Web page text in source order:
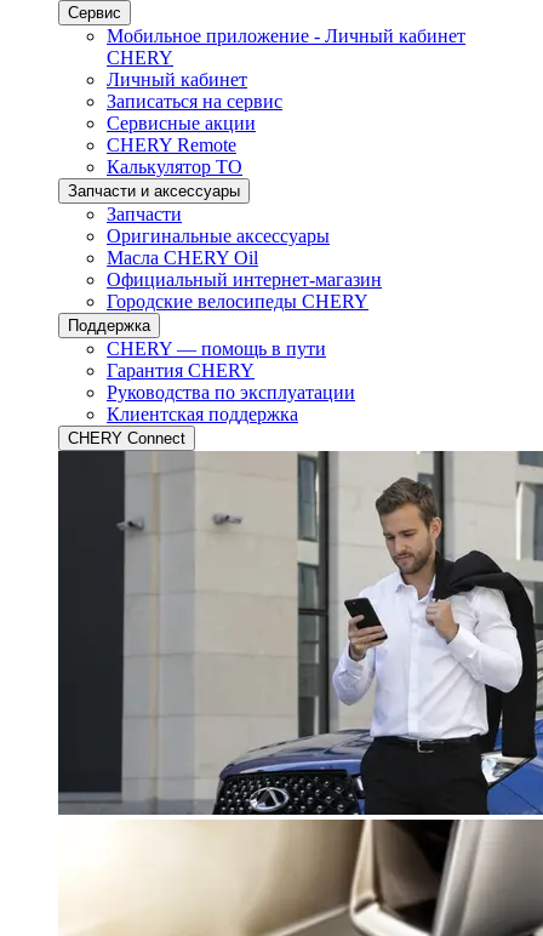
Сервис
Мобильное приложение - Личный кабинет
CHERY
Личный кабинет
Записаться на сервис
Сервисные акции
CHERY Remote
Калькулятор ТО
Запчасти и аксессуары
Запчасти
Оригинальные аксессуары
Масла CHERY Oil
Официальный интернет-магазин
Городские велосипеды CHERY
Поддержка
CHERY — помощь в пути
Гарантия CHERY
Руководства по эксплуатации
Клиентская поддержка
CHERY Connect